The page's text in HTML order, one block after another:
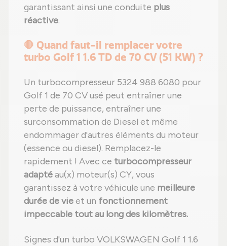
garantissant ainsi une conduite plus
réactive.
🛑 Quand faut-il remplacer votre
turbo Golf 1 1.6 TD de 70 CV (51 KW) ?
Un turbocompresseur 5324 988 6080 pour
Golf 1 de 70 CV usé peut entraîner une
perte de puissance, entraîner une
surconsommation de Diesel et même
endommager d'autres éléments du moteur
(essence ou diesel). Remplacez-le
rapidement ! Avec ce turbocompresseur
adaptéau(x) moteur(s) CY, vous
garantissez à votre véhicule une meilleure
durée de vieet un fonctionnement
impeccable tout au long des kilomètres.
Signes d'un turbo VOLKSWAGEN Golf 1 1.6